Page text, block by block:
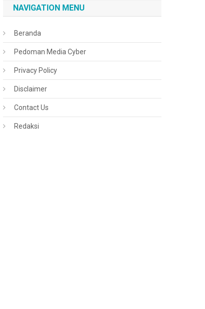
NAVIGATION MENU
Beranda
Pedoman Media Cyber
Privacy Policy
Disclaimer
Contact Us
Redaksi